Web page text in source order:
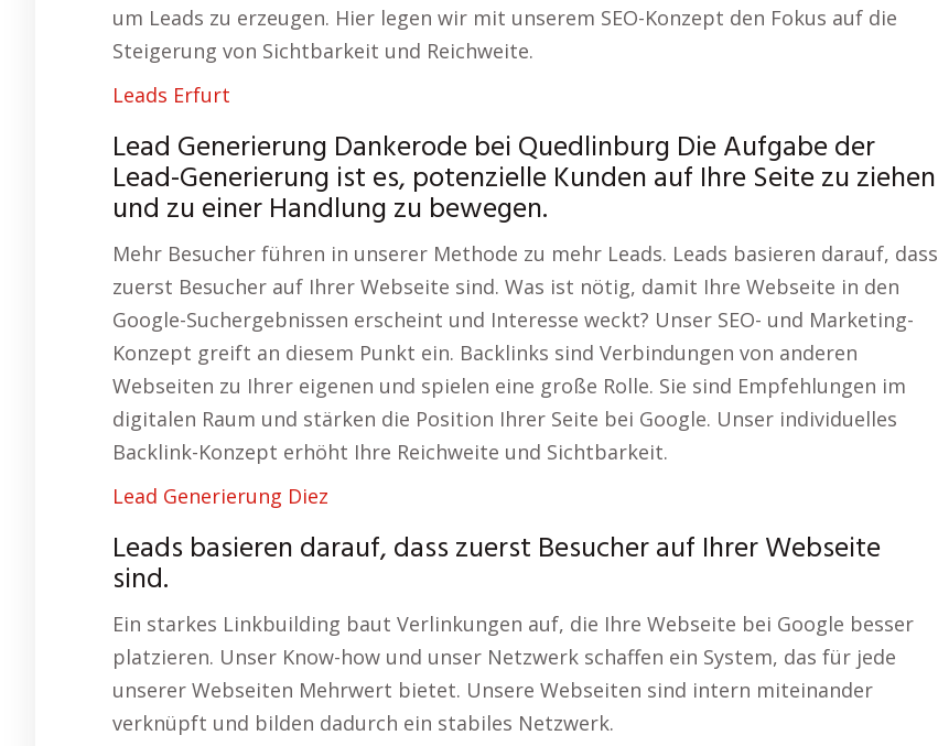
um Leads zu erzeugen. Hier legen wir mit unserem SEO-Konzept den Fokus auf die
Steigerung von Sichtbarkeit und Reichweite.
Leads Erfurt
Lead Generierung Dankerode bei Quedlinburg Die Aufgabe der
Lead-Generierung ist es, potenzielle Kunden auf Ihre Seite zu ziehen
und zu einer Handlung zu bewegen.
Mehr Besucher führen in unserer Methode zu mehr Leads. Leads basieren darauf, dass
zuerst Besucher auf Ihrer Webseite sind. Was ist nötig, damit Ihre Webseite in den
Google-Suchergebnissen erscheint und Interesse weckt? Unser SEO- und Marketing-
Konzept greift an diesem Punkt ein. Backlinks sind Verbindungen von anderen
Webseiten zu Ihrer eigenen und spielen eine große Rolle. Sie sind Empfehlungen im
digitalen Raum und stärken die Position Ihrer Seite bei Google. Unser individuelles
Backlink-Konzept erhöht Ihre Reichweite und Sichtbarkeit.
Lead Generierung Diez
Leads basieren darauf, dass zuerst Besucher auf Ihrer Webseite
sind.
Ein starkes Linkbuilding baut Verlinkungen auf, die Ihre Webseite bei Google besser
platzieren. Unser Know-how und unser Netzwerk schaffen ein System, das für jede
unserer Webseiten Mehrwert bietet. Unsere Webseiten sind intern miteinander
verknüpft und bilden dadurch ein stabiles Netzwerk.